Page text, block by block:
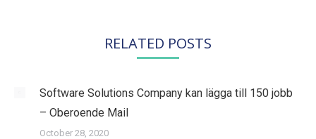
RELATED POSTS
Software Solutions Company kan lägga till 150 jobb
– Oberoende Mail
October 28, 2020